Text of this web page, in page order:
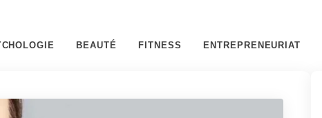
BEAUTÉ FITNESS ENTREPRENEURIAT